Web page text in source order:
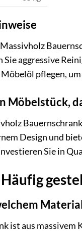
Sie aggressive
pflegen,
Möbelstück,
Design und
Sie in
Häufig
ist aus massivem